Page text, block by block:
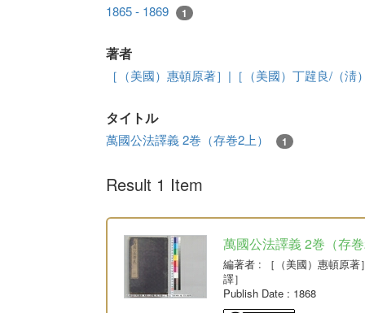
1865 - 1869 1
著者
［（美國）惠頓原著］|［（美國）丁韙良/（
タイトル
萬國公法譯義 2巻（存巻2上） 1
Result 1 Item
萬國公法譯義 2巻（存
編著者 : ［（美國）惠頓原
譯］
Publish Date : 1868